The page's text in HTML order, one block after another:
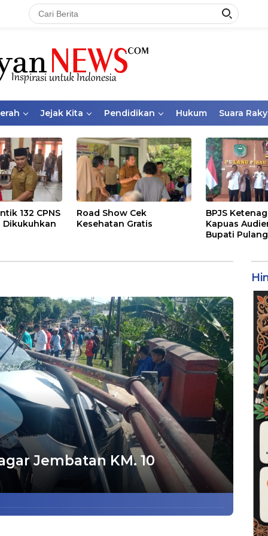
Jejak Kita Pendidikan Hukum Suara
132 CPNS
Dikukuhkan
Road Show Cek
Kesehatan Gratis
BPJS
Kapuas
Bupati
Jembatan KM. 10